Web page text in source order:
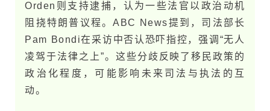
Orden则支持逮捕，认为一些法官以政治动机
阻挠特朗普议程。ABC News提到，司法部长
Pam Bondi在采访中否认恐吓指控，强调“无人
凌驾于法律之上”。这些分歧反映了移民政策的
政治化程度，可能影响未来司法与执法的互
动。